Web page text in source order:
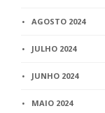
AGOSTO 2024
JULHO 2024
JUNHO 2024
MAIO 2024